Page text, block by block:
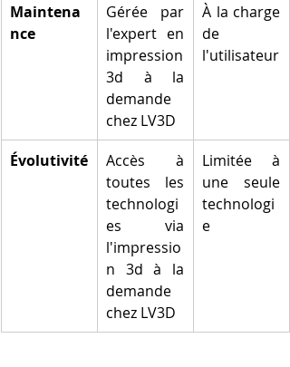
Maintena
nce
Gérée par
l'expert en
impression
3d à la
demande
chez LV3D
À la charge
de
l'utilisateur
Évolutivité
Accès à
toutes les
technologi
es via
l'impressio
n 3d à la
demande
chez LV3D
Limitée à
une seule
technologi
e